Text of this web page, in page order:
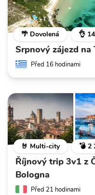
🌴 Dovolená 👌
Srpnový zájezd na
Před 16 hodinami
🤘 Multi-city 💣 2
Říjnový trip 3v1 z
Bologna
Před 21 hodinami